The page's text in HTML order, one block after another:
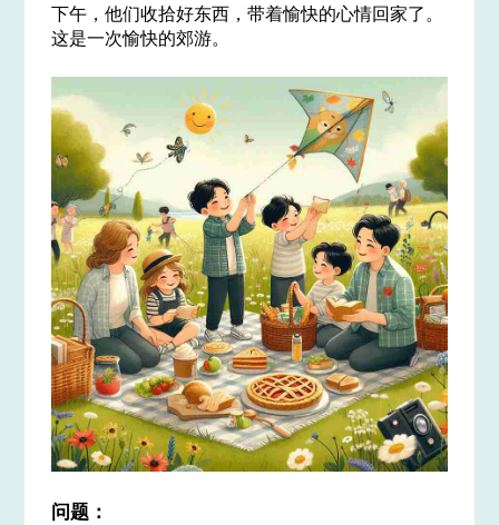
下午，他们收拾好东西，带着愉快的心情回家了。
这是一次愉快的郊游。
问题：